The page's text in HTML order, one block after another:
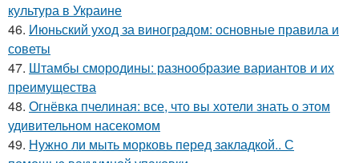
культура в Украине
46. Июньский уход за виноградом: основные правила и
советы
47. Штамбы смородины: разнообразие вариантов и их
преимущества
48. Огнёвка пчелиная: все, что вы хотели знать о этом
удивительном насекомом
49. Нужно ли мыть морковь перед закладкой.. С